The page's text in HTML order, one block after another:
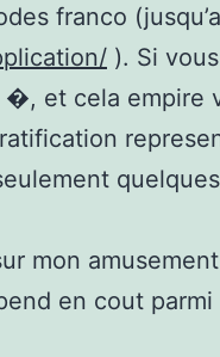
franco
). Si vous
et cela empire
mon amusement
en cout parmi